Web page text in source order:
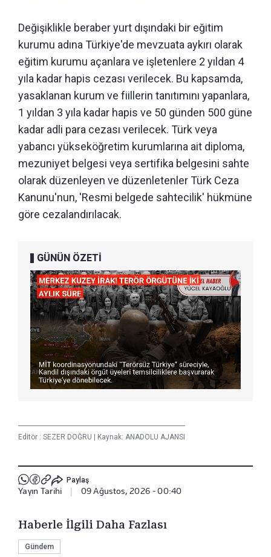
Değişiklikle beraber yurt dışındaki bir eğitim
kurumu adına Türkiye'de mevzuata aykırı olarak
eğitim kurumu açanlara ve işletenlere 2 yıldan 4
yıla kadar hapis cezası verilecek. Bu kapsamda,
yasaklanan kurum ve fiillerin tanıtımını yapanlara,
1 yıldan 3 yıla kadar hapis ve 50 günden 500 güne
kadar adli para cezası verilecek. Türk veya
yabancı yükseköğretim kurumlarına ait diploma,
mezuniyet belgesi veya sertifika belgesini sahte
olarak düzenleyen ve düzenletenler Türk Ceza
Kanunu'nun, 'Resmi belgede sahtecilik' hükmüne
göre cezalandırılacak.
GÜNÜN ÖZETİ
Editör : SEZER DOĞRU Kaynak: ANADOLU AJANSI
Paylaş
Yayın Tarihi 09 Ağustos, 2026 - 00:40
Haberle İlgili Daha Fazlası
Gündem